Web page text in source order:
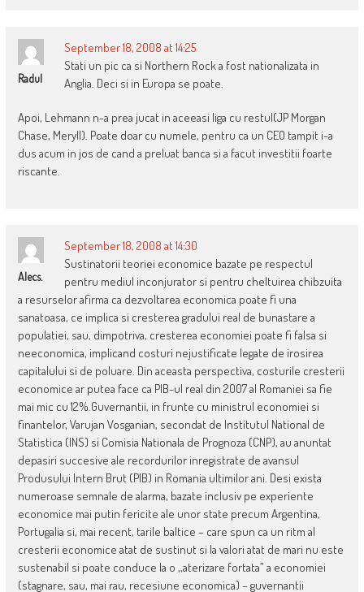
Radul
September 18, 2008 at 14:25
Stati un pic ca si Northern Rock a fost nationalizata in
Anglia. Deci si in Europa se poate.
Apoi, Lehmann n-a prea jucat in aceeasi liga cu restul(JP Morgan
Chase, Meryll). Poate doar cu numele, pentru ca un CEO tampit i-a
dus acum in jos de cand a preluat banca si a facut investitii foarte
riscante.
Alecs.
September 18, 2008 at 14:30
Sustinatorii teoriei economice bazate pe respectul
pentru mediul inconjurator si pentru cheltuirea chibzuita
a resurselor afirma ca dezvoltarea economica poate fi una
sanatoasa, ce implica si cresterea gradului real de bunastare a
populatiei, sau, dimpotriva, cresterea economiei poate fi falsa si
neeconomica, implicand costuri nejustificate legate de irosirea
capitalului si de poluare. Din aceasta perspectiva, costurile cresterii
economice ar putea face ca PIB-ul real din 2007 al Romaniei sa fie
mai mic cu 12%.Guvernantii, in frunte cu ministrul economiei si
finantelor, Varujan Vosganian, secondat de Institutul National de
Statistica (INS) si Comisia Nationala de Prognoza (CNP), au anuntat
depasiri succesive ale recordurilor inregistrate de avansul
Produsului Intern Brut (PIB) in Romania ultimilor ani. Desi exista
numeroase semnale de alarma, bazate inclusiv pe experiente
economice mai putin fericite ale unor state precum Argentina,
Portugalia si, mai recent, tarile baltice – care spun ca un ritm al
cresterii economice atat de sustinut si la valori atat de mari nu este
sustenabil si poate conduce la o ,,aterizare fortata” a economiei
(stagnare, sau, mai rau, recesiune economica) – guvernantii